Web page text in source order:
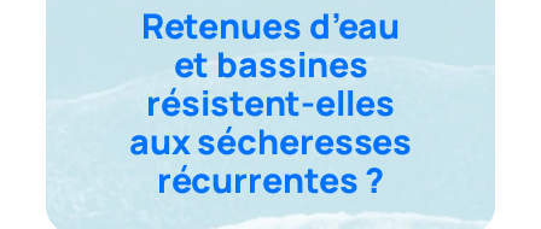
Retenues d’eau
et bassines
résistent-elles
aux sécheresses
récurrentes ?